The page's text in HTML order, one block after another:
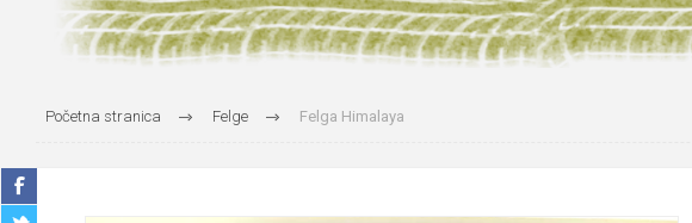
Početna stranica Felge Felga Himalaya